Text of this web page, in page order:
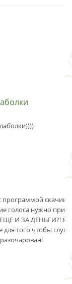
программой
голоса нужно
И ЗА ДЕНЬГИ?! Я
для того чтобы